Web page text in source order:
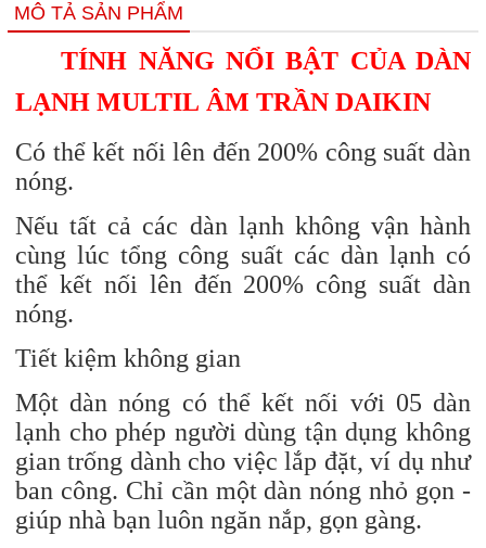
MÔ TẢ SẢN PHẨM
TÍNH NĂNG NỔI BẬT CỦA DÀN
LẠNH MULTIL ÂM TRẦN DAIKIN
Có thể kết nối lên đến 200% công suất dàn
nóng.
Nếu tất cả các dàn lạnh không vận hành
cùng lúc tổng công suất các dàn lạnh có
thể kết nối lên đến 200% công suất dàn
nóng.
Tiết kiệm không gian
Một dàn nóng có thể kết nối với 05 dàn
lạnh cho phép người dùng tận dụng không
gian trống dành cho việc lắp đặt, ví dụ như
ban công. Chỉ cần một dàn nóng nhỏ gọn -
giúp nhà bạn luôn ngăn nắp, gọn gàng.